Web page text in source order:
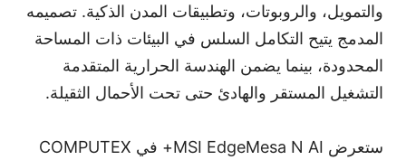
والتمويل، والروبوتات، وتطبيقات المدن الذكية. تصميمه
المدمج يتيح التكامل السلس في البيئات ذات المساحة
المحدودة، بينما يضمن الهندسة الحرارية المتقدمة
التشغيل المستقر والهادئ حتى تحت الأحمال الثقيلة.
ستعرض MSI EdgeMesa N AI+ في COMPUTEX